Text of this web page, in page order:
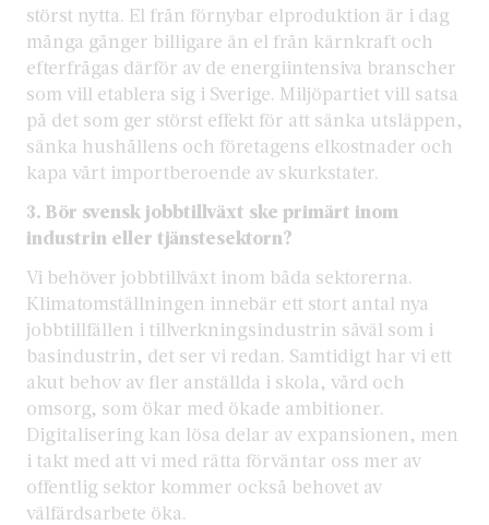
störst nytta. El från förnybar elproduktion är i dag
många gånger billigare än el från kärnkraft och
efterfrågas därför av de energiintensiva branscher
som vill etablera sig i Sverige. Miljöpartiet vill satsa
på det som ger störst effekt för att sänka utsläppen,
sänka hushållens och företagens elkostnader och
kapa vårt importberoende av skurkstater.
3. Bör svensk jobbtillväxt ske primärt inom
industrin eller tjänstesektorn?
Vi behöver jobbtillväxt inom båda sektorerna.
Klimatomställningen innebär ett stort antal nya
jobbtillfällen i tillverkningsindustrin såväl som i
basindustrin, det ser vi redan. Samtidigt har vi ett
akut behov av fler anställda i skola, vård och
omsorg, som ökar med ökade ambitioner.
Digitalisering kan lösa delar av expansionen, men
i takt med att vi med rätta förväntar oss mer av
offentlig sektor kommer också behovet av
välfärdsarbete öka.